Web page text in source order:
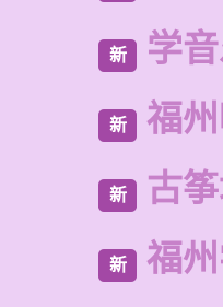
新 学
新 福
新 古
新 福